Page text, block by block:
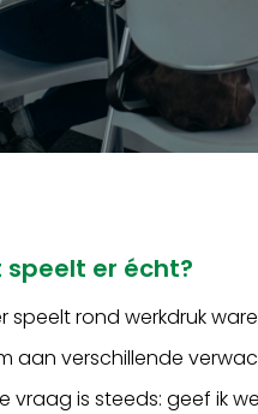
er écht?
speelt rond werkdruk
aan verschillende
vraag is steeds: geef ik